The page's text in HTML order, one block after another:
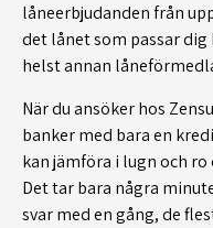
låneerbjudanden från
det lånet som passar
helst annan
När du ansöker hos
banker med bara en
kan jämföra i lugn och
Det tar bara några
svar med en gång, de